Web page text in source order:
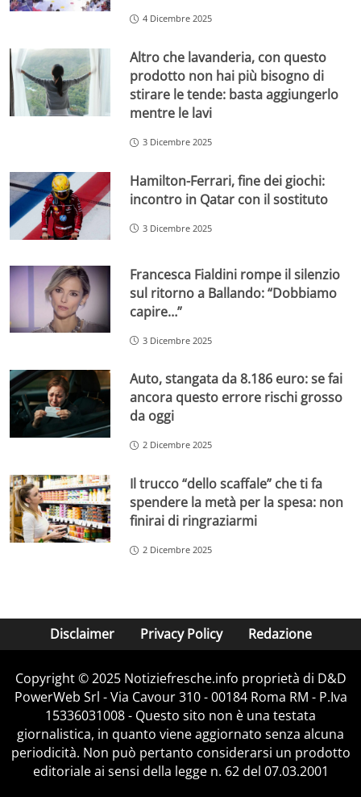
4 Dicembre 2025
Altro che lavanderia, con questo
prodotto non hai più bisogno di
stirare le tende: basta aggiungerlo
mentre le lavi
3 Dicembre 2025
Hamilton-Ferrari, fine dei giochi:
incontro in Qatar con il sostituto
3 Dicembre 2025
Francesca Fialdini rompe il silenzio
sul ritorno a Ballando: “Dobbiamo
capire…”
3 Dicembre 2025
Auto, stangata da 8.186 euro: se fai
ancora questo errore rischi grosso
da oggi
2 Dicembre 2025
Il trucco “dello scaffale” che ti fa
spendere la metà per la spesa: non
finirai di ringraziarmi
2 Dicembre 2025
Disclaimer Privacy Policy Redazione
Copyright © 2025 Notiziefresche.info proprietà di D&D
PowerWeb Srl - Via Cavour 310 - 00184 Roma RM - P.Iva
15336031008 - Questo sito non è una testata
giornalistica, in quanto viene aggiornato senza alcuna
periodicità. Non può pertanto considerarsi un prodotto
editoriale ai sensi della legge n. 62 del 07.03.2001